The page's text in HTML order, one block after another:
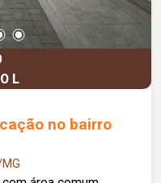
L
no bairro